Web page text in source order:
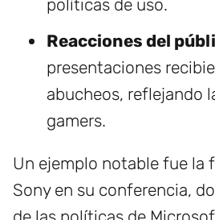
políticas de uso.
Reacciones del
presentaciones
abucheos, reflejando
gamers.
Un ejemplo notable fue la
Sony en su conferencia,